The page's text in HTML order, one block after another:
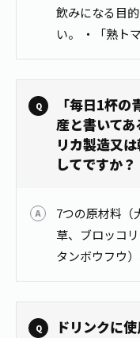
飲みになる目
い。 ・「熟ト
たトマトを使
す。 ・「充実
ーツトマトの
「毎日1杯
産と書いて
リカ製造又
してですか？
7つの原材料（
草、ブロッコ
タンボウフウ
パッケージに
溶性食物繊維
メリカ製造又
ドリンクに